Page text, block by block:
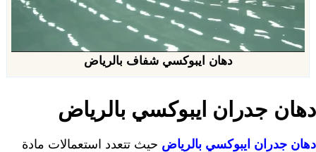
دهان ايبوكسي شفاف بالرياض
دهان جدران ايبوكسي بالرياض
دهان جدران ايبوكسي بالرياض حيث تتعدد استعمالات مادة